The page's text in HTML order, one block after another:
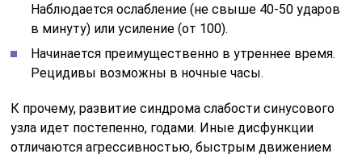
Наблюдается ослабление (не свыше 40-50 ударов
в минуту) или усиление (от 100).
Начинается преимущественно в утреннее время.
Рецидивы возможны в ночные часы.
К прочему, развитие синдрома слабости синусового
узла идет постепенно, годами. Иные дисфункции
отличаются агрессивностью, быстрым движением